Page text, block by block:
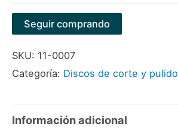
PULIR
9"X1/4"X7/8"
MARCA
ABRACOL
Seguir comprando
SKU: 11-0007
Categoría: Discos de corte y pulido
Información adicional